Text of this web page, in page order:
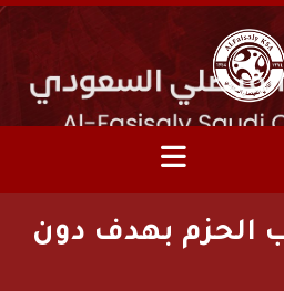
الحزم بهدف دون